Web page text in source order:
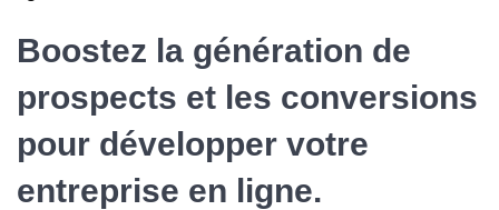
Boostez la génération de
prospects et les conversions
pour développer votre
entreprise en ligne.